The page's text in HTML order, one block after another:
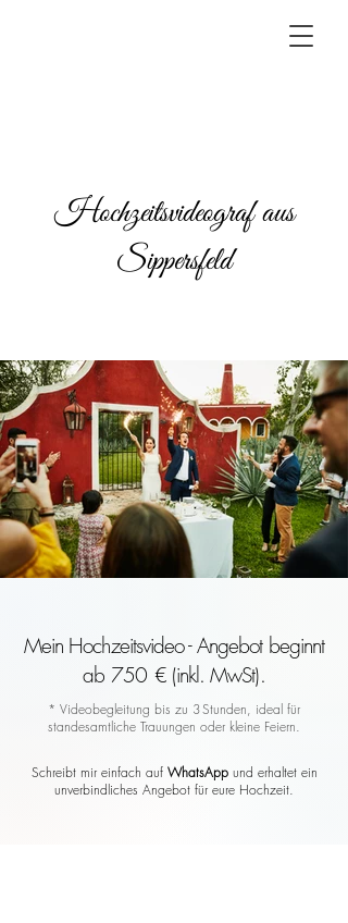
Hochzeitsvideograf aus
Sippersfeld
Mein Hochzeitsvideo - Angebot beginnt
ab 750 € (inkl. MwSt).
* Videobegleitung bis zu 3 Stunden, ideal für
standesamtliche Trauungen oder kleine Feiern.
Schreibt mir einfach auf WhatsAppund erhaltet ein
unverbindliches Angebot für eure Hochzeit.